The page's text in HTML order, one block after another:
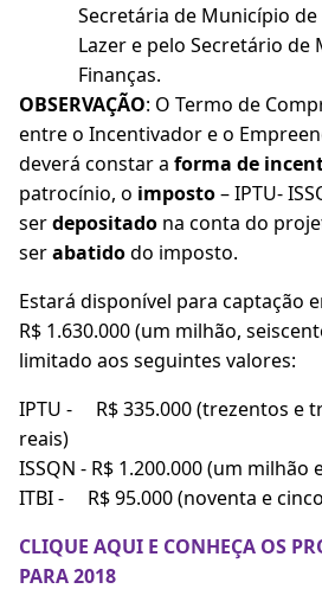
Secretária de Município
Lazer e pelo Secretário de
Finanças.
OBSERVAÇÃO: O Termo de
entre o Incentivador e o
deverá constar a forma de
patrocínio, o imposto– IPTU-
serdepositado na conta do
serabatidodo imposto.
Estará disponível para captação
R$ 1.630.000 (um milhão,
limitado aos seguintes valores:
IPTU - R$ 335.000 (trezentos e
reais)
ISSQN - R$ 1.200.000 (um
ITBI - R$ 95.000 (noventa e
CLIQUE AQUI E CONHEÇA OS
PARA 2018